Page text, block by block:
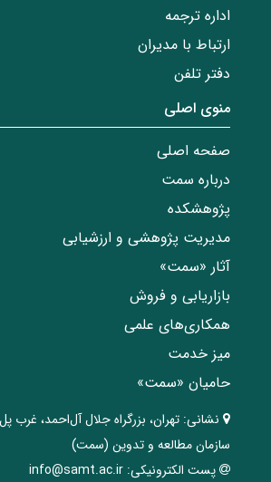
اداره ترجمه
ارتباط با مدیران
دفتر تلفن
منوی اصلی
صفحه اصلی
درباره سمت
پژوهشکده
مدیریت پژوهشی و ارزشیابی
آثار «سمت»
بازاریابی و فروش
همکاری‌های علمی
میز خدمت
حامیان «سمت»
نشانی: تهران، ‌بزرگراه ‌جلال آل‌احمد، غرب پل
سازمان مطالعه و تدوین‌ (سمت)
پست الکترونیکی: info@samt.ac.ir